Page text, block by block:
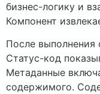
бизнес-логику и
Компонент
После выполнения
Статус-код
Метаданные
содержимого.